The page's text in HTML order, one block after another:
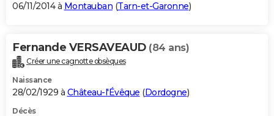
06/11/2014 à Montauban (Tarn-et-Garonne)
Fernande VERSAVEAUD (84 ans)
Créer une cagnotte obsèques
Naissance
28/02/1929 à Château-l'Évêque (Dordogne)
Décès